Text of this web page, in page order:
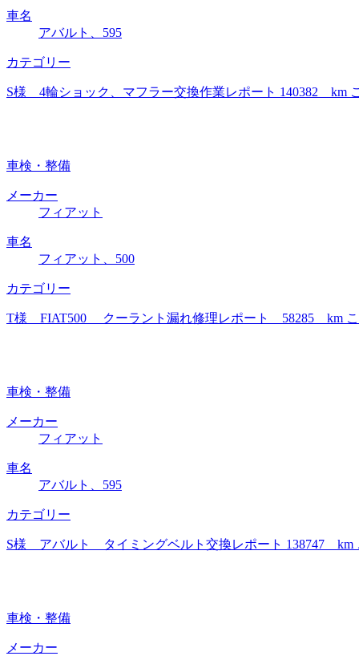
車名
アバルト、595
カテゴリー
S様 4輪ショック、マフラー交換作業レポート 140382 km
車検・整備
メーカー
フィアット
車名
フィアット、500
カテゴリー
T様 FIAT500 クーラント漏れ修理レポート 58285 km こ
車検・整備
メーカー
フィアット
車名
アバルト、595
カテゴリー
S様 アバルト タイミングベルト交換レポート 138747 km
車検・整備
メーカー